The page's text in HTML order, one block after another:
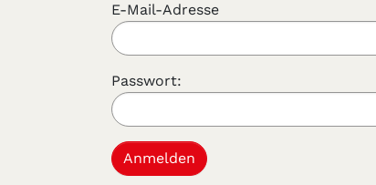
E-Mail-Adresse
Passwort: